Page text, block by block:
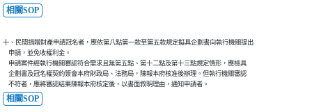
相關SOP
十、民間捐贈財產申請冠名者，應依第八點第一款至第五款規定擬具企劃書向執行機關提出
    申請，並免收權利金。
    申請案件經執行機關審認符合需求且無第五點、第十二點及第十三點規定情形，應檢具
    企劃書及冠名權契約簽會本府財政局、法務局，陳報本府核准後辦理。但執行機關審認
    不符者，應將審認結果陳報本府核定後，以書面敘明理由，通知申請者。
相關SOP